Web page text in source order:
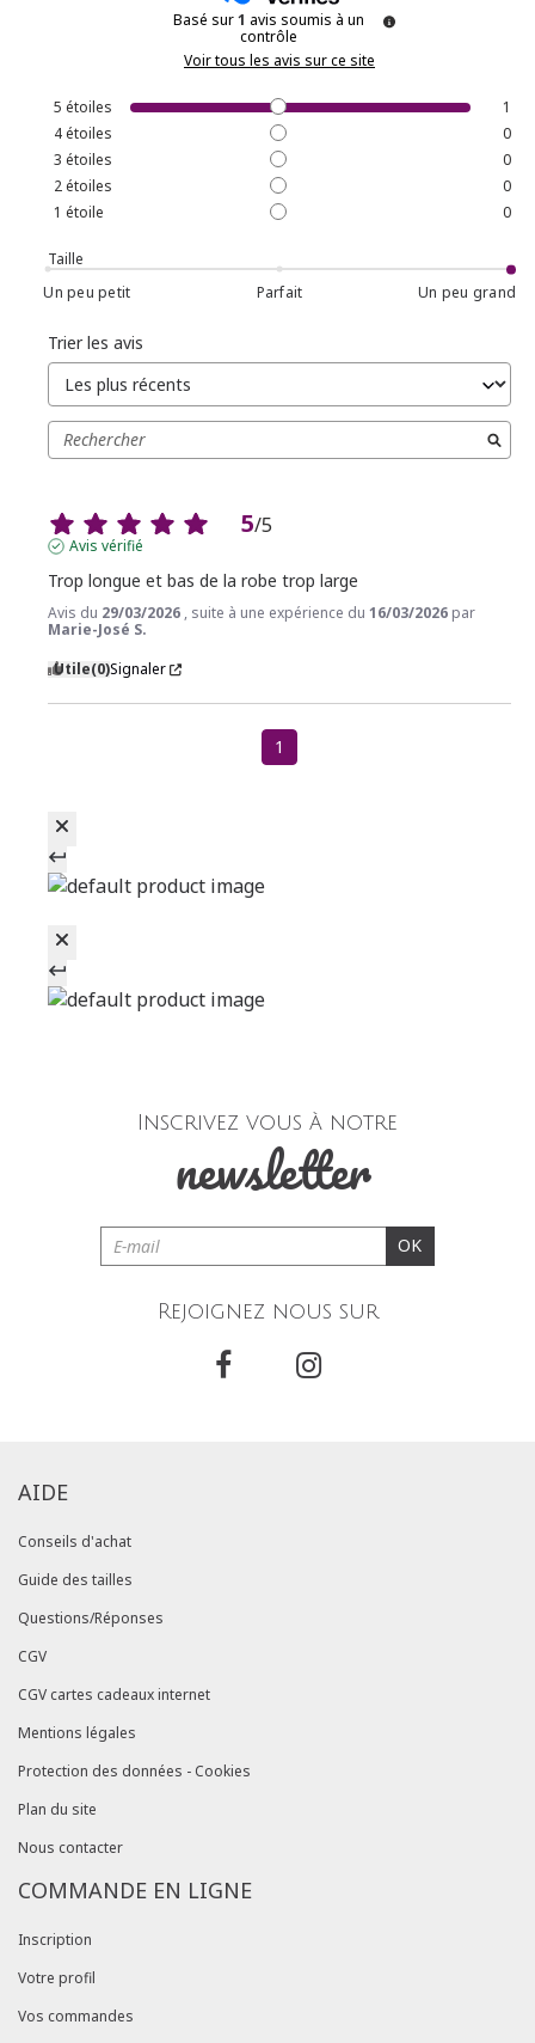
Basé sur1 avis soumis à un
contrôle
Voir tous les avis sur ce site
5 étoiles
1
4étoiles
0
3 étoiles
0
2étoiles
0
1 étoile 0
Taille
Un peu petit
Parfait Un peu grand
Trier les avis
5/5
Avis vérifié
Trop longue et bas de la robe trop large
Avis du 29/03/2026 , suite à une expérience du 16/03/2026 par
Marie-José S.
Utile(0)Signaler
1
Inscrivez vous à notre
newsletter
OK
Rejoignez nous sur
AIDE
Conseils d'achat
Guide des tailles
Questions/Réponses
CGV
CGV cartes cadeaux internet
Mentions légales
Protection des données - Cookies
Plan du site
Nous contacter
COMMANDE EN LIGNE
Inscription
Votre profil
Vos commandes